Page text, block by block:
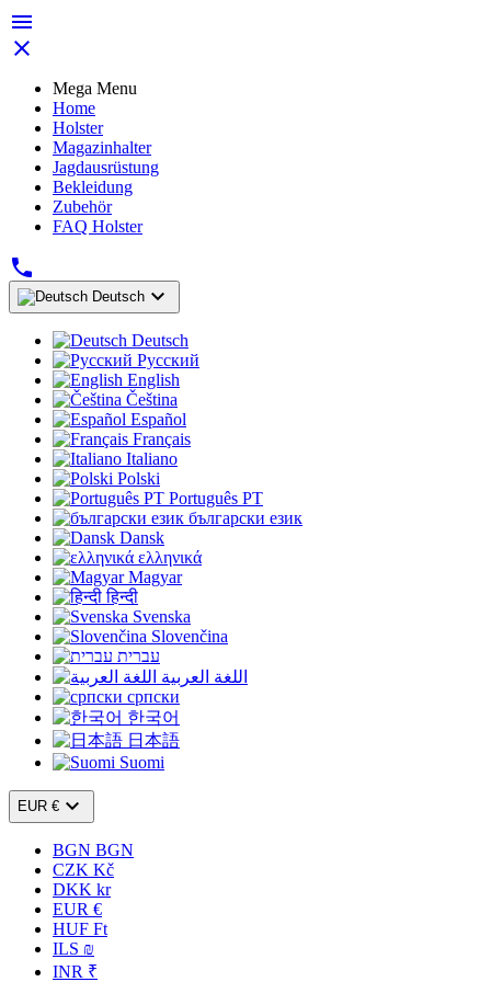


Mega Menu
Home
Holster
Magazinhalter
Jagdausrüstung
Bekleidung
Zubehör
FAQ Holster

Deutsch 
Deutsch
Русский
English
Čeština
Español
Français
Italiano
Polski
Português PT
български език
Dansk
ελληνικά
Magyar
हिन्दी
Svenska
Slovenčina
עברית
اللغة العربية
српски
한국어
日本語
Suomi
EUR € 
BGN BGN
CZK Kč
DKK kr
EUR €
HUF Ft
ILS ₪
INR ₹